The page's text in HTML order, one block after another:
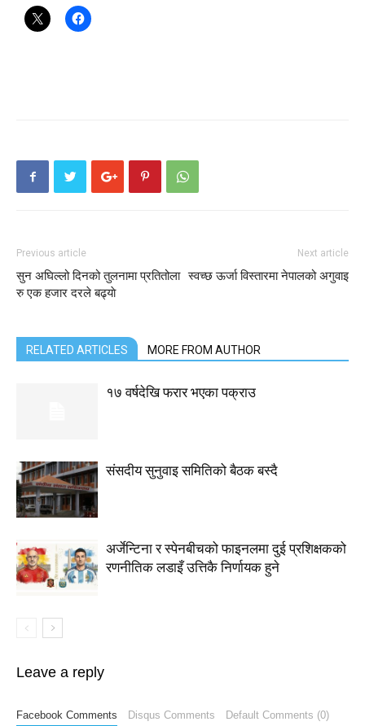
Previous article
सुन अघिल्लो दिनको तुलनामा प्रतितोला
रु एक हजार दरले बढ्याे
Next article
स्वच्छ ऊर्जा विस्तारमा नेपालको अगुवाइ
RELATED ARTICLES MORE FROM AUTHOR
१७ वर्षदेखि फरार भएका पक्राउ
संसदीय सुनुवाइ समितिको बैठक बस्दै
अर्जेन्टिना र स्पेनबीचको फाइनलमा दुई प्रशिक्षकको
रणनीतिक लडाइँ उत्तिकै निर्णायक हुने
Leave a reply
Facebook Comments Disqus Comments Default Comments (0)